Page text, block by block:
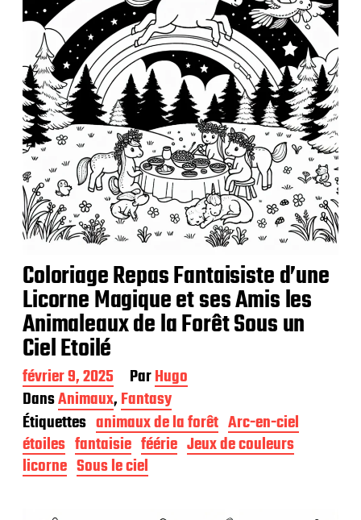
Coloriage Repas Fantaisiste d’une
Licorne Magique et ses Amis les
Animaleaux de la Forêt Sous un
Ciel Etoilé
D
a
t
e
d
e
p
février 9, 2025 ParHugo
DansAnimaux,Fantasy
Étiquettes animaux de la forêt Arc-en-ciel
étoiles fantaisie féérie Jeux de couleurs
licorne Sous le ciel